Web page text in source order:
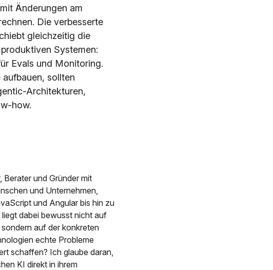
Änderungen am
Die verbesserte
gleichzeitig die
Systemen:
Evals und Monitoring.
sollten
Architekturen,
how.
und Gründer mit
und Unternehmen,
und Angular bis hin zu
dabei bewusst nicht auf
auf der konkreten
echte Probleme
schaffen? Ich glaube daran,
KI direkt in ihrem